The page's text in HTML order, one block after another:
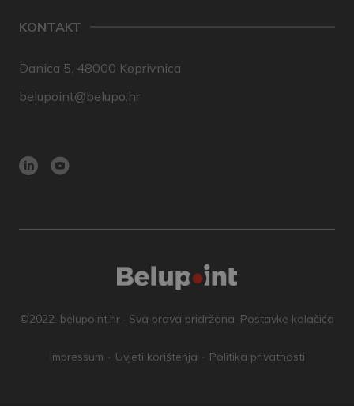
KONTAKT
Danica 5, 48000 Koprivnica
belupoint@belupo.hr
©2022. belupoint.hr · Sva prava pridržana ·Postavke kolačića
Impressum Uvjeti korištenja Politika privatnosti